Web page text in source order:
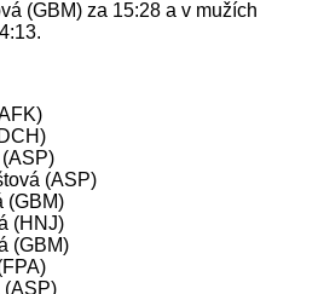
(GBM) za 15:28 a v mužích
(ASP)
(GBM)
(HNJ)
(GBM)
(ASP)